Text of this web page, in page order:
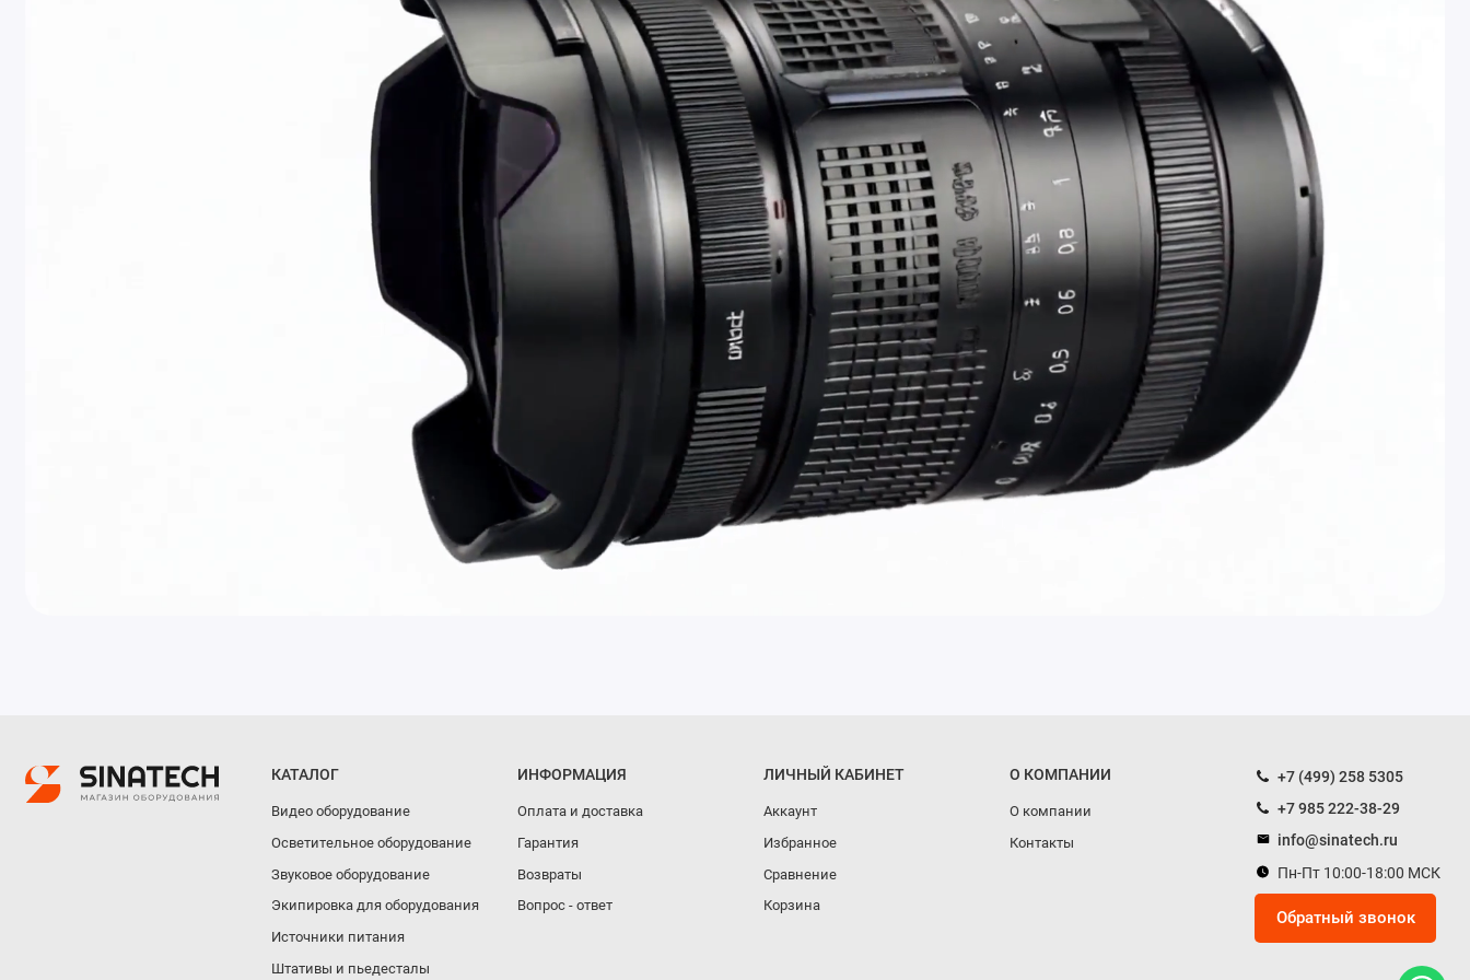
КАТАЛОГ
Видео оборудование
Осветительное оборудование
Звуковое оборудование
Экипировка для оборудования
Источники питания
Штативы и пьедесталы
ИНФОРМАЦИЯ
Оплата и доставка
Гарантия
Возвраты
Вопрос - ответ
ЛИЧНЫЙ КАБИНЕТ
Аккаунт
Избранное
Сравнение
Корзина
О КОМПАНИИ
О компании
Контакты
+7 (499) 258 5305
+7 985 222-38-29
info@sinatech.ru
Пн-Пт 10:00-18:00 МСК
Обратный звонок